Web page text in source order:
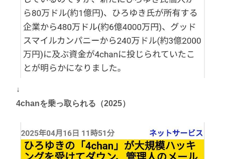
↓
4chanを乗っ取られる（2025）